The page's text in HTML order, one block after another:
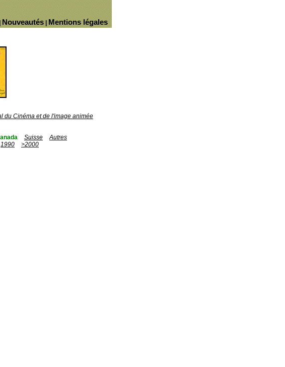
Mentions légales
Nouveautés
du Cinéma et de l'image animée
Suisse
Autres
1990
>2000